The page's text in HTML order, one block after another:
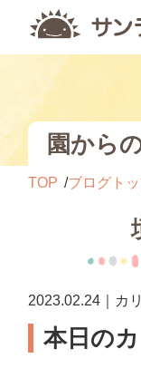
園から
TOP ブログト
2023.02.24｜カ
本日の